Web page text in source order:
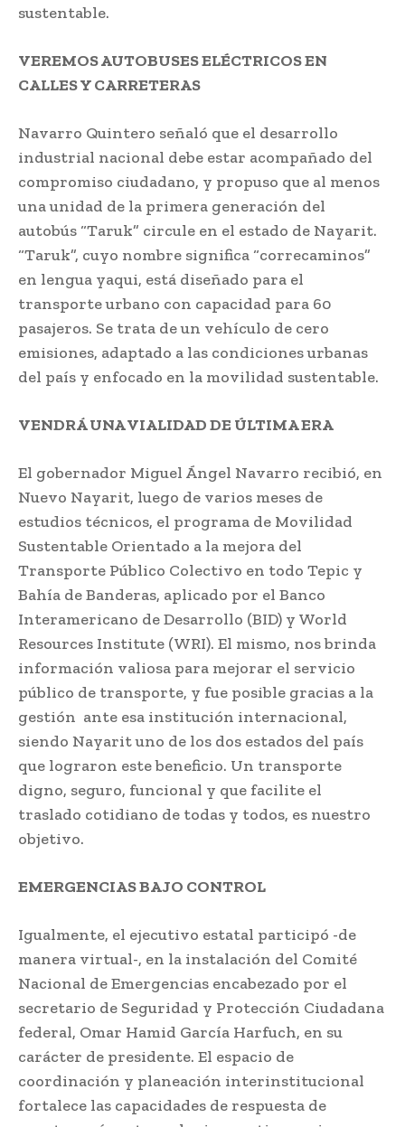
sustentable.
VEREMOS AUTOBUSES ELÉCTRICOS EN
CALLES Y CARRETERAS
Navarro Quintero señaló que el desarrollo
industrial nacional debe estar acompañado del
compromiso ciudadano, y propuso que al menos
una unidad de la primera generación del
autobús “Taruk” circule en el estado de Nayarit.
“Taruk”, cuyo nombre significa “correcaminos”
en lengua yaqui, está diseñado para el
transporte urbano con capacidad para 60
pasajeros. Se trata de un vehículo de cero
emisiones, adaptado a las condiciones urbanas
del país y enfocado en la movilidad sustentable.
VENDRÁ UNA VIALIDAD DE ÚLTIMA ERA
El gobernador Miguel Ángel Navarro recibió, en
Nuevo Nayarit, luego de varios meses de
estudios técnicos, el programa de Movilidad
Sustentable Orientado a la mejora del
Transporte Público Colectivo en todo Tepic y
Bahía de Banderas, aplicado por el Banco
Interamericano de Desarrollo (BID) y World
Resources Institute (WRI). El mismo, nos brinda
información valiosa para mejorar el servicio
público de transporte, y fue posible gracias a la
gestión ante esa institución internacional,
siendo Nayarit uno de los dos estados del país
que lograron este beneficio. Un transporte
digno, seguro, funcional y que facilite el
traslado cotidiano de todas y todos, es nuestro
objetivo.
EMERGENCIAS BAJO CONTROL
Igualmente, el ejecutivo estatal participó -de
manera virtual-, en la instalación del Comité
Nacional de Emergencias encabezado por el
secretario de Seguridad y Protección Ciudadana
federal, Omar Hamid García Harfuch, en su
carácter de presidente. El espacio de
coordinación y planeación interinstitucional
fortalece las capacidades de respuesta de